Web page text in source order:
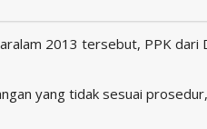
2013 tersebut, PPK dari
yang tidak sesuai